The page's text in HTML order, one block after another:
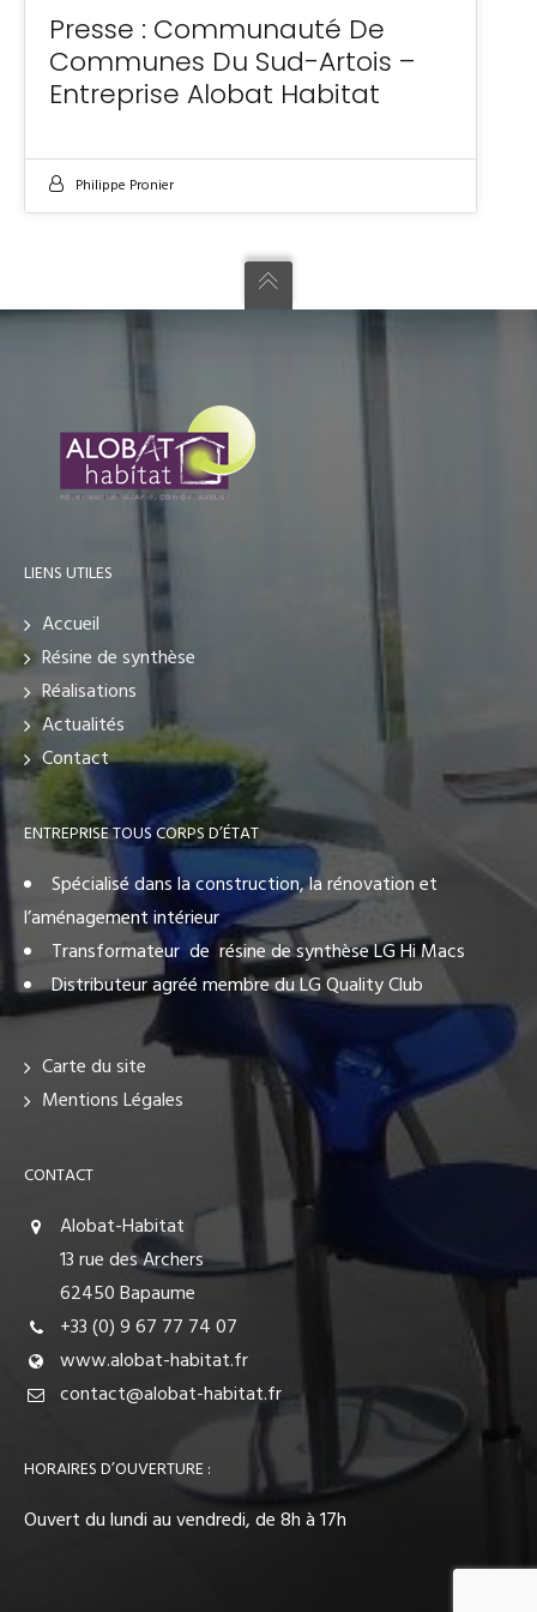
Presse : Communauté De
Communes Du Sud-Artois –
Entreprise Alobat Habitat
Philippe Pronier
LIENS UTILES
Accueil
Résine de synthèse
Réalisations
Actualités
Contact
ENTREPRISE TOUS CORPS D’ÉTAT
Spécialisé dans la construction, la rénovation et
l’aménagement intérieur
Transformateur de résine de synthèse LG Hi Macs
Distributeur agréé membre du LG Quality Club
Carte du site
Mentions Légales
CONTACT
Alobat-Habitat
13 rue des Archers
62450 Bapaume
+33 (0) 9 67 77 74 07
www.alobat-habitat.fr
contact@alobat-habitat.fr
HORAIRES D’OUVERTURE :
Ouvert du lundi au vendredi, de 8h à 17h